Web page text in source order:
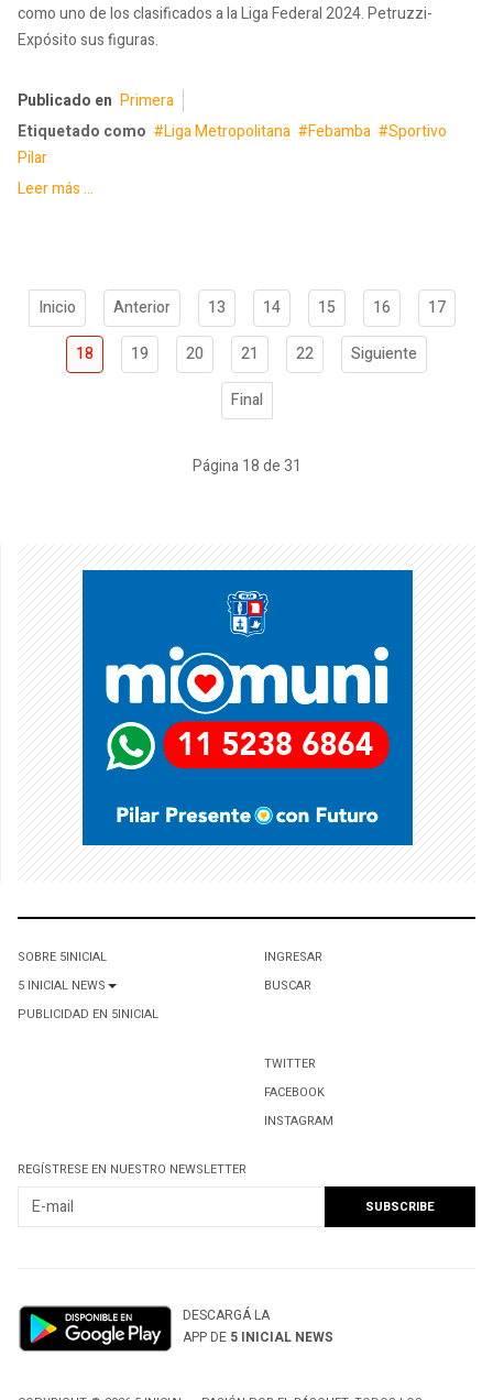
como uno de los clasificados a la Liga Federal 2024. Petruzzi-
Expósito sus figuras.
Publicado en Primera
Etiquetado como
Liga Metropolitana Febamba
Sportivo
Pilar
Leer más ...
Inicio Anterior 13 14 15 16
17
18
19 20 21 22
Siguiente
Final
Página 18 de 31
SOBRE 5INICIAL
5 INICIAL NEWS
PUBLICIDAD EN 5INICIAL
INGRESAR
BUSCAR
TWITTER
FACEBOOK
INSTAGRAM
REGÍSTRESE EN NUESTRO NEWSLETTER
DESCARGÁ LA
APP DE 5 INICIAL NEWS